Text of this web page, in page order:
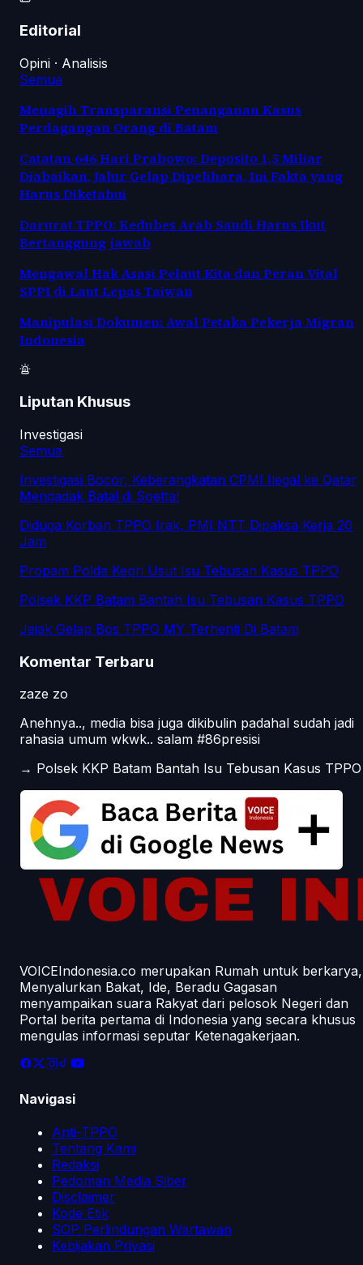
Editorial
Opini · Analisis
Semua
Menagih Transparansi Penanganan Kasus
Perdagangan Orang di Batam
Catatan 646 Hari Prabowo: Deposito 1,5 Miliar
Diabaikan, Jalur Gelap Dipelihara, Ini Fakta yang
Harus Diketahui
Darurat TPPO: Kedubes Arab Saudi Harus Ikut
Bertanggung jawab
Mengawal Hak Asasi Pelaut Kita dan Peran Vital
SPPI di Laut Lepas Taiwan
Manipulasi Dokumen: Awal Petaka Pekerja Migran
Indonesia
Liputan Khusus
Investigasi
Semua
Investigasi Bocor, Keberangkatan CPMI Ilegal ke Qatar
Mendadak Batal di Soetta!
Diduga Korban TPPO Irak, PMI NTT Dipaksa Kerja 20
Jam
Propam Polda Kepri Usut Isu Tebusan Kasus TPPO
Polsek KKP Batam Bantah Isu Tebusan Kasus TPPO
Jejak Gelap Bos TPPO MY Terhenti Di Batam
Komentar Terbaru
zaze zo
Anehnya.., media bisa juga dikibulin padahal sudah jadi
rahasia umum wkwk.. salam #86presisi
→ Polsek KKP Batam Bantah Isu Tebusan Kasus TPPO
VOICEIndonesia.co merupakan Rumah untuk berkarya,
Menyalurkan Bakat, Ide, Beradu Gagasan
menyampaikan suara Rakyat dari pelosok Negeri dan
Portal berita pertama di Indonesia yang secara khusus
mengulas informasi seputar Ketenagakerjaan.
Navigasi
Anti-TPPO
Tentang Kami
Redaksi
Pedoman Media Siber
Disclaimer
Kode Etik
SOP Perlindungan Wartawan
Kebijakan Privasi